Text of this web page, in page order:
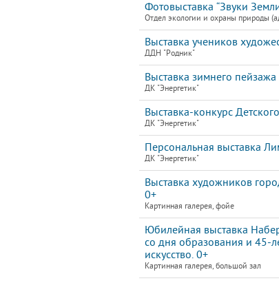
Фотовыставка “Звуки
Отдел экологии и охраны природы
Выставка учеников
ДДН "Родник"
Выставка зимнего пейзажа
ДК "Энергетик"
Выставка-конкурс
ДК "Энергетик"
Персональная выставка
ДК "Энергетик"
Выставка художников
0+
Картинная галерея, фойе
Юбилейная выставка
со дня образования и 45-
искусство. 0+
Картинная галерея, большой зал